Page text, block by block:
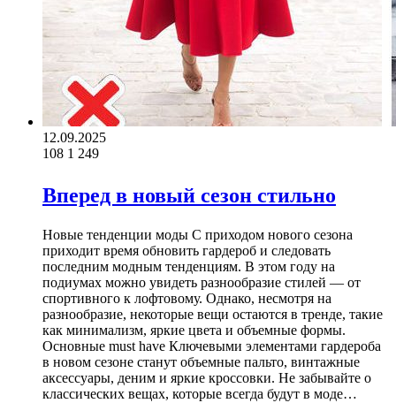
12.09.2025
108 1 249
Вперед в новый сезон стильно
Новые тенденции моды С приходом нового сезона
приходит время обновить гардероб и следовать
последним модным тенденциям. В этом году на
подиумах можно увидеть разнообразие стилей — от
спортивного к лофтовому. Однако, несмотря на
разнообразие, некоторые вещи остаются в тренде, такие
как минимализм, яркие цвета и объемные формы.
Основные must have Ключевыми элементами гардероба
в новом сезоне станут объемные пальто, винтажные
аксессуары, деним и яркие кроссовки. Не забывайте о
классических вещах, которые всегда будут в моде…